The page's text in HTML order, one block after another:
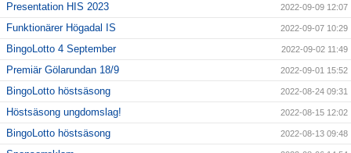
Presentation HIS 2023 2022-09-09 12:07
Funktionärer Högadal IS 2022-09-07 10:29
BingoLotto 4 September 2022-09-02 11:49
Premiär Gölarundan 18/9 2022-09-01 15:52
BingoLotto höstsäsong 2022-08-24 09:31
Höstsäsong ungdomslag! 2022-08-15 12:02
BingoLotto höstsäsong 2022-08-13 09:48